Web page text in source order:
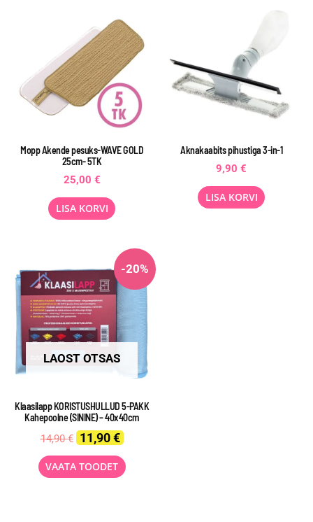
Mopp Akende pesuks-WAVE GOLD
25cm- 5TK
25,00 €
LISA KORVI
Aknakaabits pihustiga 3-in-1
9,90 €
LISA KORVI
-20%
LAOST OTSAS
Klaasilapp KORISTUSHULLUD 5-PAKK
Kahepoolne (SININE) – 40x40cm
14,90€ Original
price
was:
11,90€ Current
price
is:
11,90 €.
VAATA TOODET